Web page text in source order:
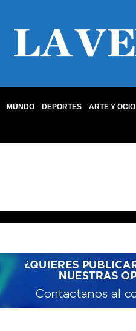
MUNDO DEPORTES ARTE Y OCIO